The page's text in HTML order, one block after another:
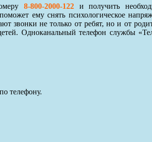
8-800-2000-122и получить
ему снять психологическое
звонки не только от ребят, но и от
Одноканальный телефон службы
телефону.